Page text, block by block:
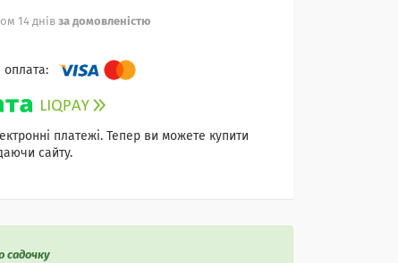
14 днів за домовленістю
платежі. Тепер ви можете купити
сайту.
садочку